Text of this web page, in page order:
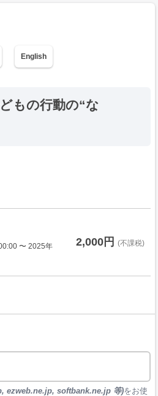
English
もの行動の“な
〜 2025年
2,000円 (不課税)
ezweb.ne.jp, softbank.ne.jp 等)をお使